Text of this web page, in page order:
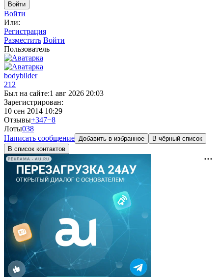
Войти
Войти
Или:
Регистрация
Разместить Войти
Пользователь
bodybilder
212
Был на сайте:1 авг 2026 20:03
Зарегистрирован:
10 сен 2014 10:29
Отзывы+347−8
Лоты038
Написать сообщение Добавить в избранное
В чёрный список
В список контактов
РЕКЛАМА • AU.RU